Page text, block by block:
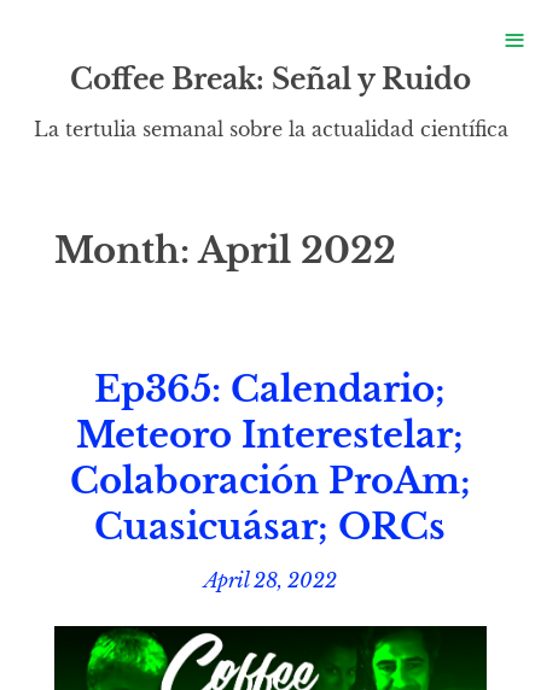
Coffee Break: Señal y Ruido
La tertulia semanal sobre la actualidad científica
Month:April 2022
Ep365: Calendario;
Meteoro Interestelar;
Colaboración ProAm;
Cuasicuásar; ORCs
April 28, 2022
≡